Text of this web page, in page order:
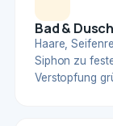
Bad &
Haare,
Siphon zu
Verstopfung